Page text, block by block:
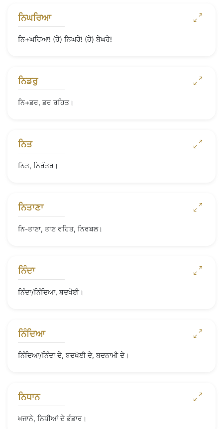
ਨਿਘਰਿਆ
ਨਿ+ਘਰਿਆ! (ਹੇ) ਨਿਘਰੇ! (ਹੇ) ਬੇਘਰੇ!
ਨਿਡਰੁ
ਨਿ+ਡਰ, ਡਰ ਰਹਿਤ।
ਨਿਤ
ਨਿਤ, ਨਿਰੰਤਰ।
ਨਿਤਾਣਾ
ਨਿ-ਤਾਣਾ, ਤਾਣ ਰਹਿਤ, ਨਿਰਬਲ।
ਨਿੰਦਾ
ਨਿੰਦਾ/ਨਿੰਦਿਆ, ਬਦਖੋਈ।
ਨਿੰਦਿਆ
ਨਿੰਦਿਆ/ਨਿੰਦਾ ਦੇ, ਬਦਖੋਈ ਦੇ, ਬਦਨਾਮੀ ਦੇ।
ਨਿਧਾਨ
ਖਜਾਨੇ, ਨਿਧੀਆਂ ਦੇ ਭੰਡਾਰ।